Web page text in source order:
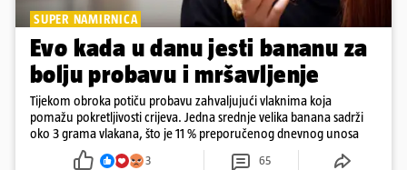
SUPER NAMIRNICA
Evo kada u danu jesti bananu za
bolju probavu i mršavljenje
Tijekom obroka potiču probavu zahvaljujući vlaknima koja
pomažu pokretljivosti crijeva. Jedna srednje velika banana sadrži
oko 3 grama vlakana, što je 11 % preporučenog dnevnog unosa
3 65